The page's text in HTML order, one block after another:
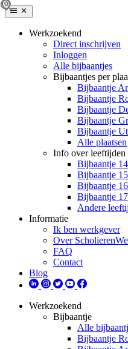
Werkzoekend
Direct inschrijven
Inloggen
Alle bijbaantjes
Bijbaantjes per
Bijbaantje
Bijbaantje
Bijbaantje
Bijbaantje
Bijbaantje
Alle plaatsen
Info over leeftijden
Bijbaantje
Bijbaantje
Bijbaantje
Bijbaantje
Andere
Informatie
Ik ben werkgever
Over
FAQ
Contact
Blog
Werkzoekend
Bijbaantje
Alle
Bijbaantje